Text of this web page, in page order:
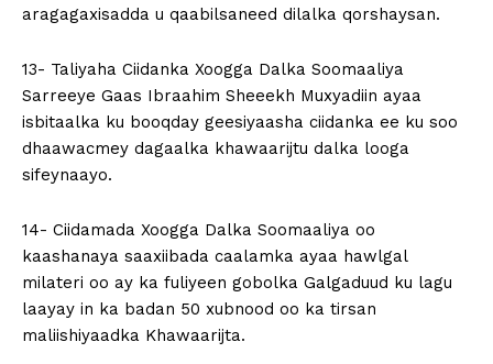
aragagaxisadda u qaabilsaneed dilalka qorshaysan.
13- Taliyaha Ciidanka Xoogga Dalka Soomaaliya
Sarreeye Gaas Ibraahim Sheeekh Muxyadiin ayaa
isbitaalka ku booqday geesiyaasha ciidanka ee ku soo
dhaawacmey dagaalka khawaarijtu dalka looga
sifeynaayo.
14- Ciidamada Xoogga Dalka Soomaaliya oo
kaashanaya saaxiibada caalamka ayaa hawlgal
milateri oo ay ka fuliyeen gobolka Galgaduud ku lagu
laayay in ka badan 50 xubnood oo ka tirsan
maliishiyaadka Khawaarijta.